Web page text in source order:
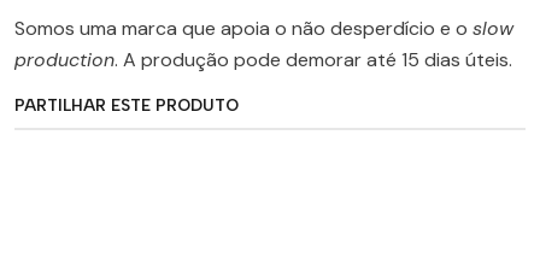
Somos uma marca que apoia o não desperdício e o slow
production. A produção pode demorar até 15 dias úteis.
PARTILHAR ESTE PRODUTO